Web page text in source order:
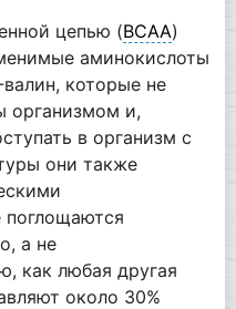
цепью (BCAA)
аминокислоты
валин, которые не
организмом и,
в организм с
они также
а не
как любая другая
около 30%